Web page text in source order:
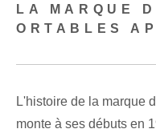
LA MARQUE
ORTABLES
L'histoire de la marque
monte à ses débuts en